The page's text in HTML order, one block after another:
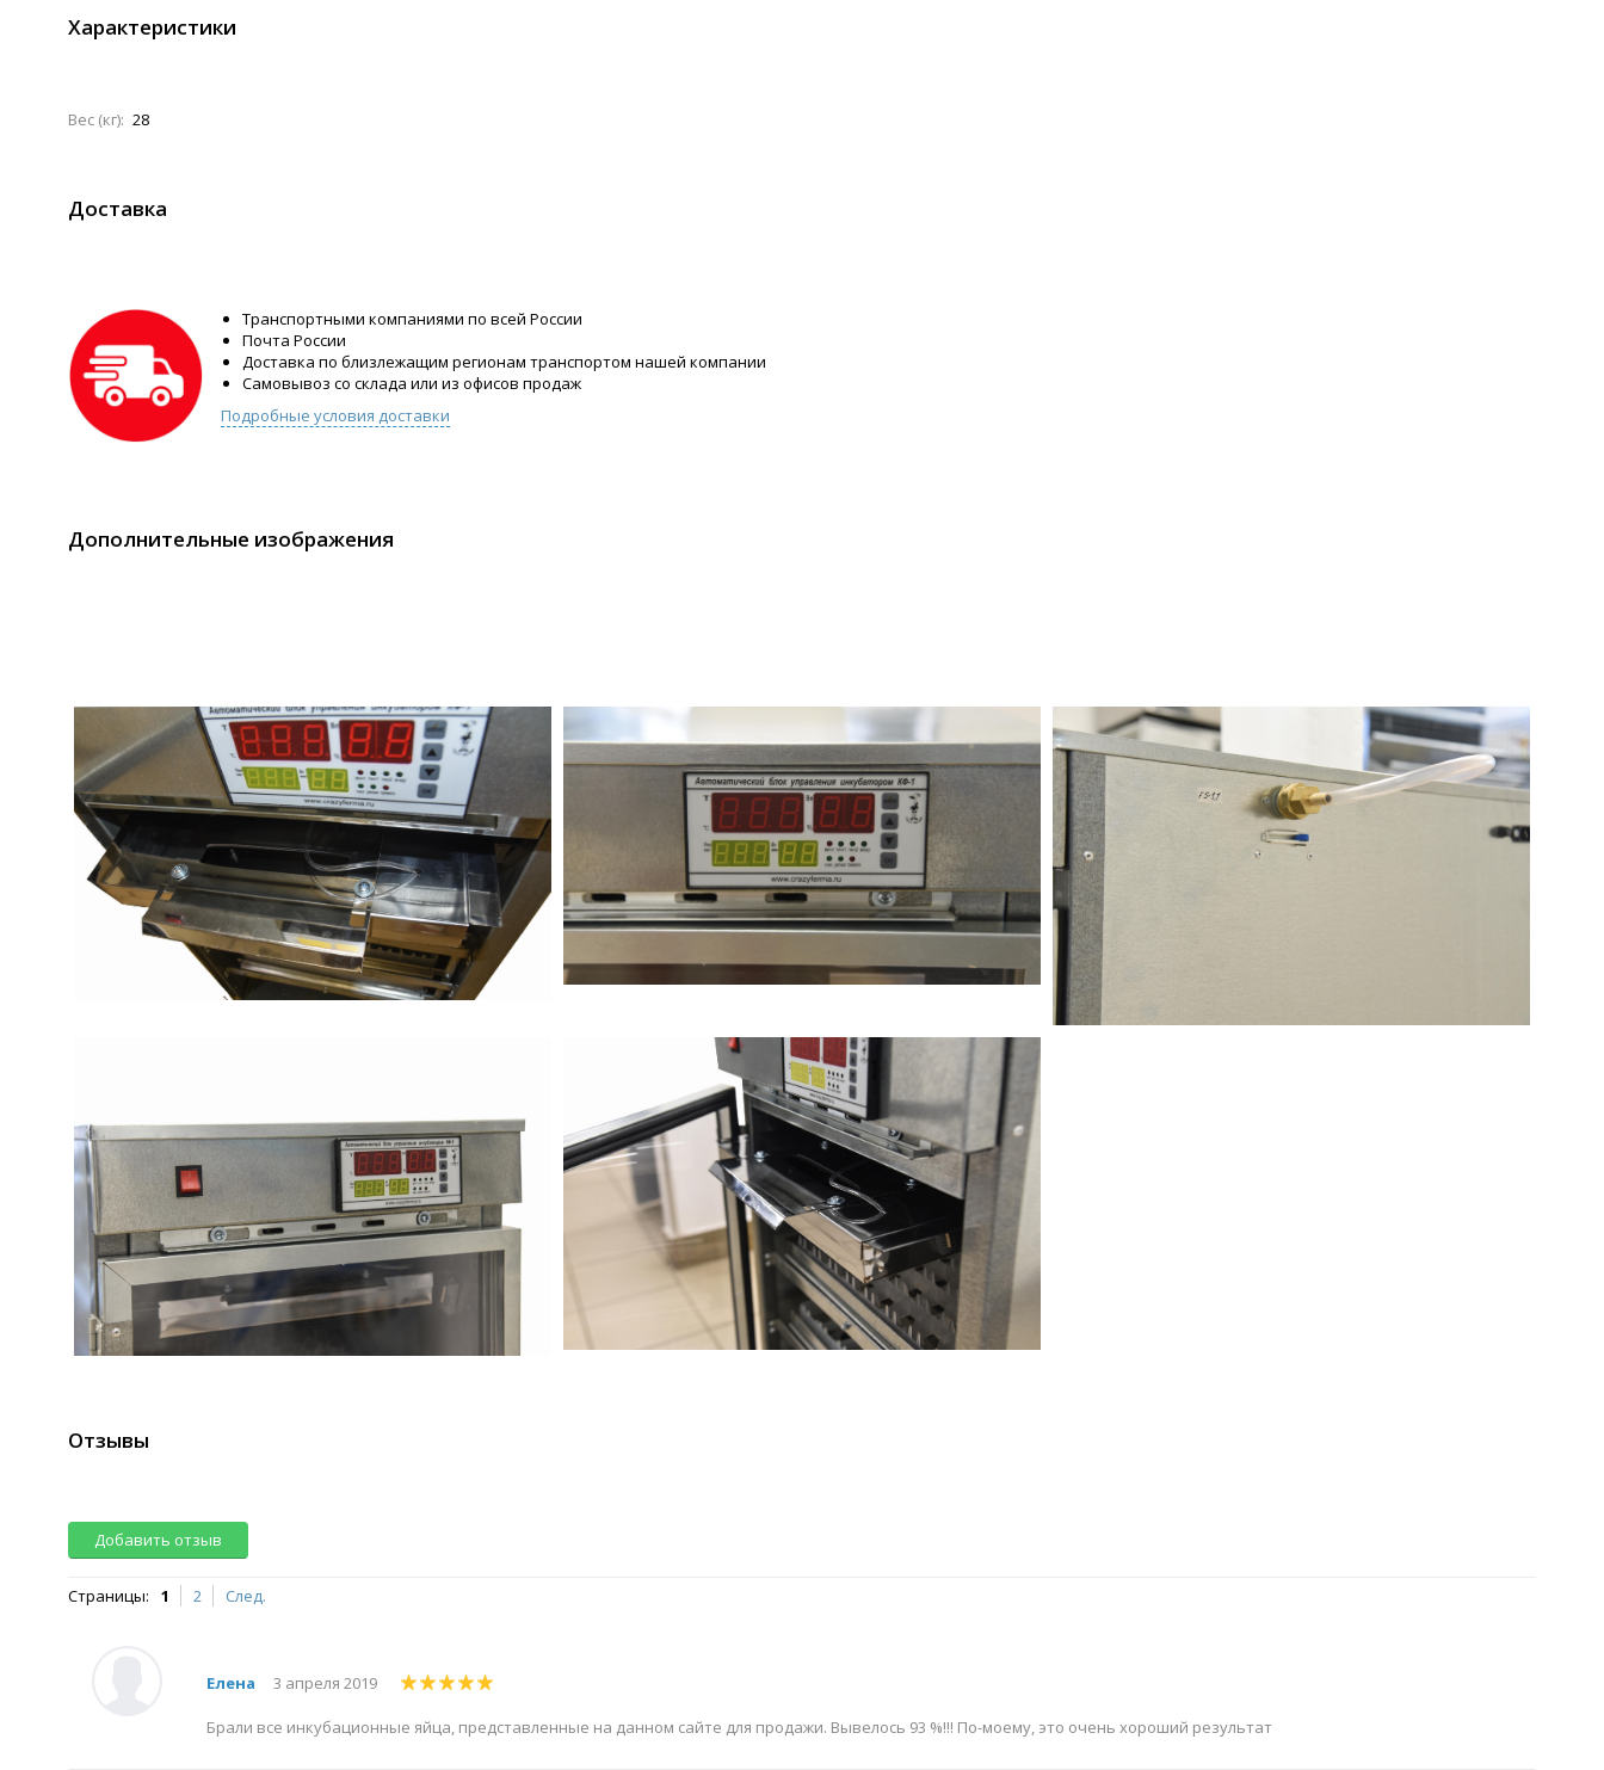
Характеристики
Вес (кг): 28
Доставка
Транспортными компаниями по всей России
Почта России
Доставка по близлежащим регионам транспортом нашей компании
Самовывоз со склада или из офисов продаж
Подробные условия доставки
Дополнительные изображения
Отзывы
Добавить отзыв
Страницы: 1 2 След.
Елена 3 апреля 2019
Брали все инкубационные яйца, представленные на данном сайте для продажи. Вывелось 93 %!!! По-моему, это очень хороший результат